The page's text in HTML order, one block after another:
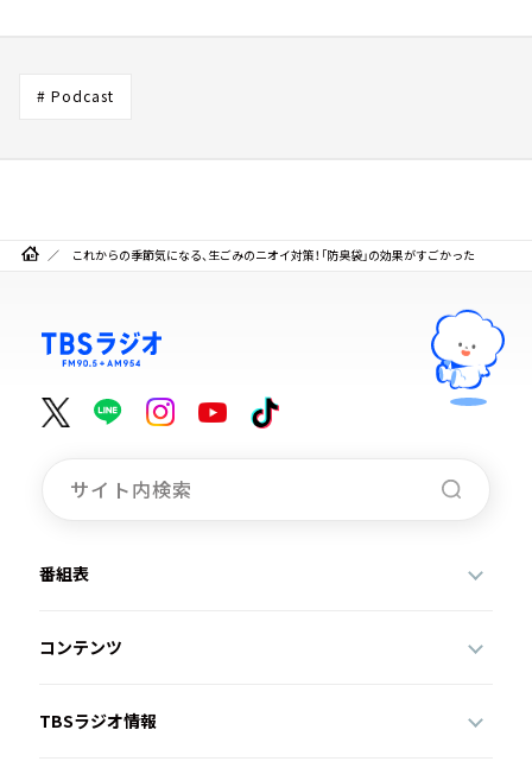
# Podcast
これからの季節気になる、生ごみのニオイ対策！「防臭袋」の効果がすごかった
番組表
コンテンツ
TBSラジオ情報